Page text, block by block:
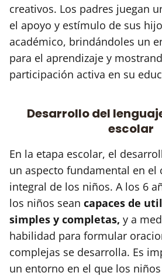
creativos. Los padres juegan
el apoyo y estímulo de sus
académico, brindándoles un
para el aprendizaje y
participación activa en su
Desarrollo del
escolar
En la etapa escolar, el
un aspecto fundamental en el
integral de los niños. A los 6
los niños sean capaces de
simples y completas, y a
habilidad para formular
complejas se desarrolla. Es
un entorno en el que los